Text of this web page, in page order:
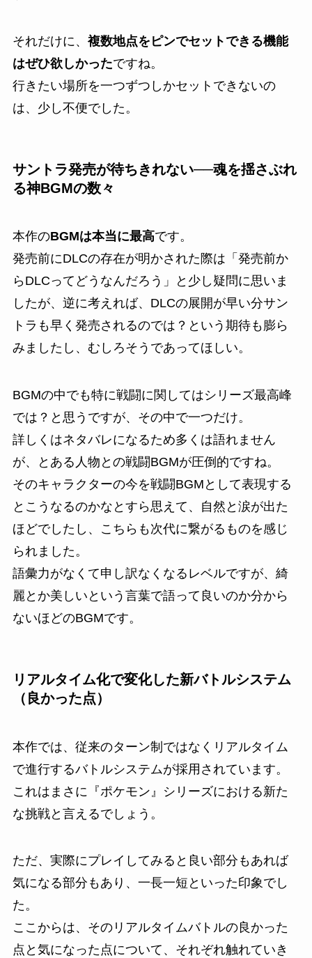
それだけに、 複数地点をピンでセットできる機能
はぜひ欲しかったですね。
行きたい場所を一つずつしかセットできないの
は、少し不便でした。
サントラ発売が待ちきれない──魂を揺さぶれ
る神BGMの数々
本作のBGMは本当に最高です。
発売前にDLCの存在が明かされた際は「発売前か
らDLCってどうなんだろう」と少し疑問に思いま
したが、逆に考えれば、DLCの展開が早い分サン
トラも早く発売されるのでは？という期待も膨ら
みましたし、むしろそうであってほしい。
BGMの中でも特に戦闘に関してはシリーズ最高峰
では？と思うですが、その中で一つだけ。
詳しくはネタバレになるため多くは語れません
が、とある人物との戦闘BGMが圧倒的ですね。
そのキャラクターの今を戦闘BGMとして表現する
とこうなるのかなとすら思えて、自然と涙が出た
ほどでしたし、こちらも次代に繋がるものを感じ
られました。
語彙力がなくて申し訳なくなるレベルですが、綺
麗とか美しいという言葉で語って良いのか分から
ないほどのBGMです。
リアルタイム化で変化した新バトルシステム
（良かった点）
本作では、従来のターン制ではなくリアルタイム
で進行するバトルシステムが採用されています。
これはまさに『ポケモン』シリーズにおける新た
な挑戦と言えるでしょう。
ただ、実際にプレイしてみると良い部分もあれば
気になる部分もあり、一長一短といった印象でし
た。
ここからは、そのリアルタイムバトルの良かった
点と気になった点について、それぞれ触れていき